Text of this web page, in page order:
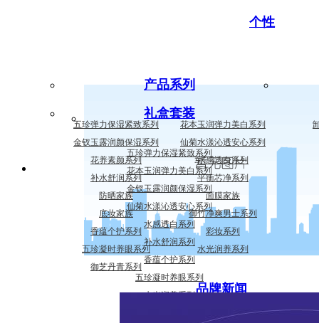
个性
产品系列
五珍弹力保湿紧致系列
花本玉润弹力美白系列
金钗玉露润颜保湿系列
仙菊水漾沁透安心系列
花养素颜系列
水感透白系列
补水舒润系列
平衡芯净系列
防晒家族
面膜家族
底妆家族
御竹净爽男士系列
香蕴个护系列
彩妆系列
五珍凝时养眼系列
水光润养系列
御芝丹青系列
礼盒套装
五珍弹力保湿紧致系列
花本玉润弹力美白系列
金钗玉露润颜保湿系列
仙菊水漾沁透安心系列
水感透白系列
补水舒润系列
香蕴个护系列
五珍凝时养眼系列
水光润养系列品牌新闻